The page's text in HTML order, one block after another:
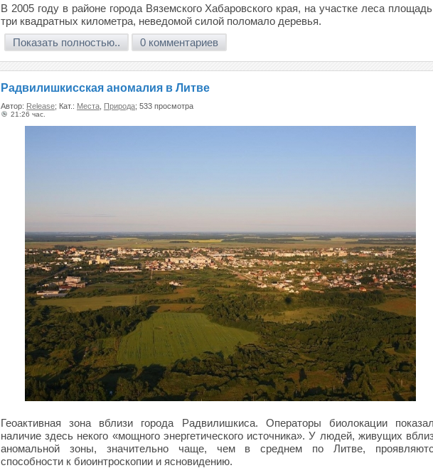
В 2005 году в районе города Вяземского Хабаровского края, на участке леса
три квадратных километра, неведомой силой поломало деревья.
Показать полностью..
0 комментариев
Радвилишкисская аномалия в Литве
Автор: Release; Кат.: Места Природа; 533 просмотра
21:26 час.
Геоактивная зона вблизи города Радвилишкиса. Операторы биолокации
наличие здесь некого «мощного энергетического источника». У людей, живущих
аномальной зоны, значительно чаще, чем в среднем по Литве,
способности к биоинтроскопии и ясновидению.